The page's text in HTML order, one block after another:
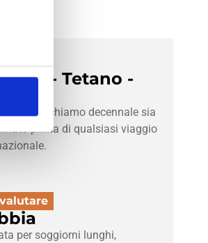
- Tetano -
che il richiamo decennale sia
prima di qualsiasi viaggio
per soggiorni lunghi,